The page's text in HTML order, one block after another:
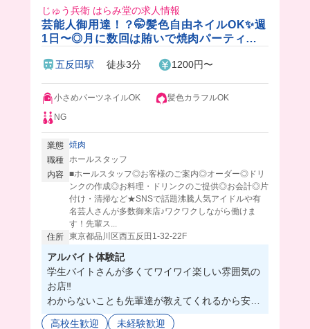
じゅう兵衛 はらみ堂の求人情報
芸能人御用達！？🤭髪色自由ネイルOK✨週
1日〜◎月に数回は賄いで焼肉パーティー
五反田駅 徒歩3分 1200円〜
小さめパーツネイルOK
髪色カラフルOK
NG
業態 焼肉
職種
ホールスタッフ
内容 ■ホールスタッフ◎お客様のご案内◎オーダー◎ドリ
ンクの作成◎お料理・ドリンクのご提供◎お会計◎片
付け・清掃など★SNSで話題沸騰人気アイドルや有
名芸人さんが多数御来店♪ワクワクしながら働けま
す！先輩ス...
住所 東京都品川区西五反田1-32-22F
アルバイト体験記
学生バイトさんが多くてワイワイ楽しい雰囲気の
お店‼️
わからないことも先輩達が教えてくれるから安心
🫶🏻
高校生歓迎 未経験歓迎